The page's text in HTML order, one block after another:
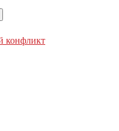
конфликт